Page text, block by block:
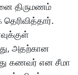
திருமணம்
அதற்கான
கணவர் என சீமா